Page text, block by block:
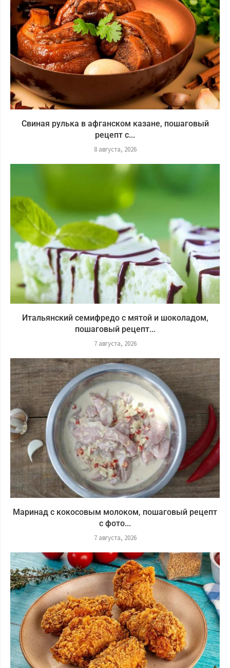
Свиная рулька в афганском казане, пошаговый
рецепт с...
8 августа, 2026
Итальянский семифредо с мятой и шоколадом,
пошаговый рецепт...
7 августа, 2026
Маринад с кокосовым молоком, пошаговый рецепт
с фото...
7 августа, 2026